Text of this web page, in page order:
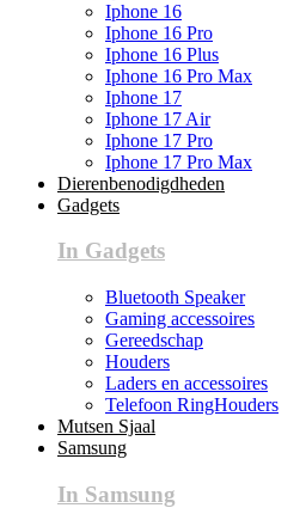
Iphone 16
Iphone 16 Pro
Iphone 16 Plus
Iphone 16 Pro Max
Iphone 17
Iphone 17 Air
Iphone 17 Pro
Iphone 17 Pro Max
Dierenbenodigdheden
Gadgets
In Gadgets
Bluetooth Speaker
Gaming accessoires
Gereedschap
Houders
Laders en accessoires
Telefoon RingHouders
Mutsen Sjaal
Samsung
In Samsung